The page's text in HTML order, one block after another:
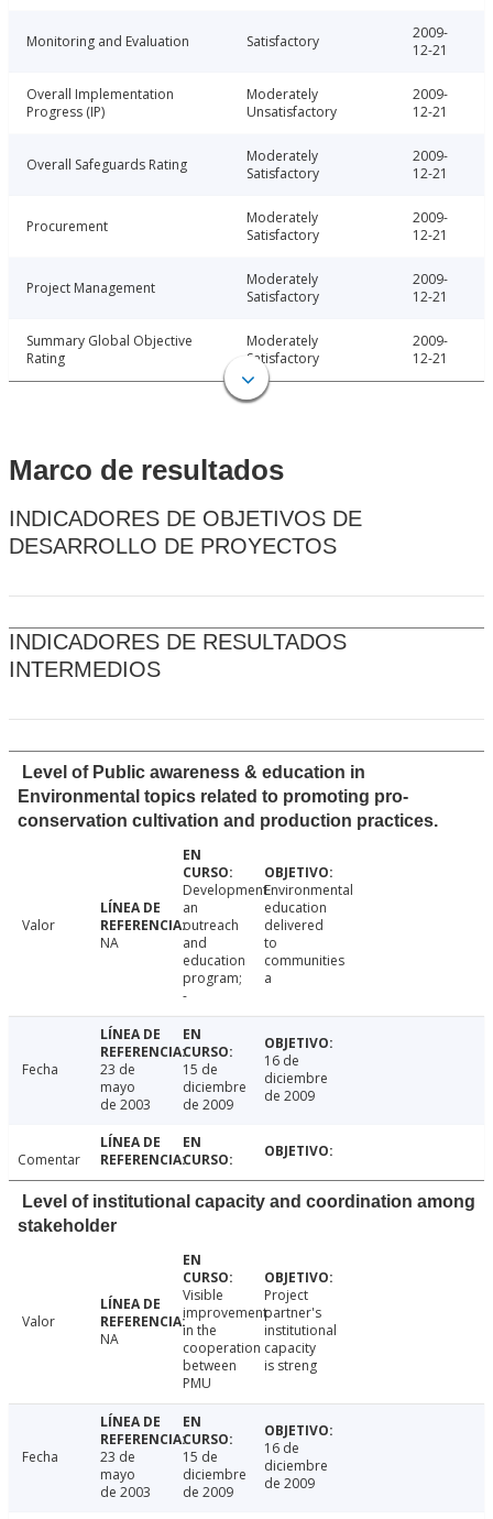
Monitoring and Evaluation Satisfactory
2009-
12-21
Overall Implementation
Progress (IP)
Moderately
Unsatisfactory
2009-
12-21
Overall Safeguards Rating
Moderately
Satisfactory
2009-
12-21
Procurement
Moderately
Satisfactory
2009-
12-21
Project Management
Moderately
Satisfactory
2009-
12-21
Summary Global Objective
Rating
Moderately
Satisfactory
2009-
12-21
Marco de resultados
INDICADORES DE OBJETIVOS DE
DESARROLLO DE PROYECTOS
INDICADORES DE RESULTADOS
INTERMEDIOS
Level of Public awareness & education in
Environmental topics related to promoting pro-
conservation cultivation and production practices.
Valor
NA
Development
an
outreach
and
education
program;
-
Environmental
education
delivered
to
communities
a
Fecha
23 de
mayo
de 2003
15 de
diciembre
de 2009
16 de
diciembre
de 2009
Comentar
Level of institutional capacity and coordination among
stakeholder
Valor
NA
Visible
improvement
in the
cooperation
between
PMU
Project
partner's
institutional
capacity
is streng
Fecha
23 de
mayo
de 2003
15 de
diciembre
de 2009
16 de
diciembre
de 2009